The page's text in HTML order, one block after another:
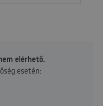
elérhető.
esetén: